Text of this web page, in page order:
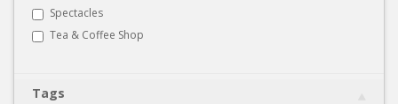
Spectacles
Tea & Coffee Shop
Tags